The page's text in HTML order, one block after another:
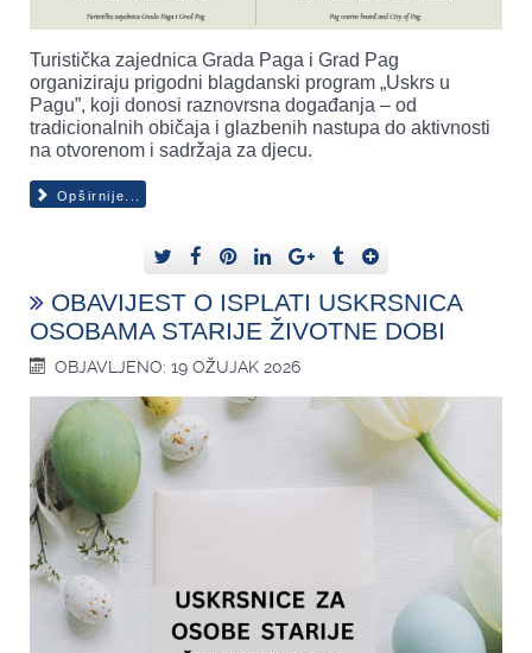
Turistička zajednica Grada Paga i Grad Pag
organiziraju prigodni blagdanski program „Uskrs u
Pagu”, koji donosi raznovrsna događanja – od
tradicionalnih običaja i glazbenih nastupa do aktivnosti
na otvorenom i sadržaja za djecu.
Opširnije...
OBAVIJEST O ISPLATI USKRSNICA
OSOBAMA STARIJE ŽIVOTNE DOBI
OBJAVLJENO: 19 OŽUJAK 2026